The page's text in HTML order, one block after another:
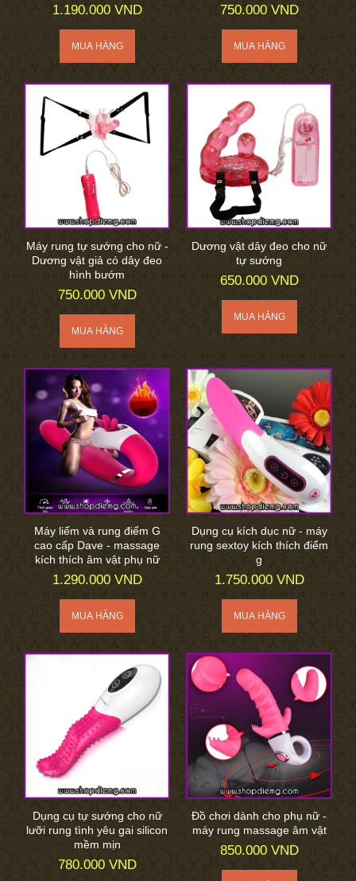
1.190.000 VND 750.000 VND
Máy rung tự sướng cho nữ -
Dương vật giả có dây đeo
hình bướm
750.000 VND
Dương vật dây đeo cho nữ
tự sướng
650.000 VND
Máy liếm và rung điểm G
cao cấp Dave - massage
kích thích âm vật phụ nữ
1.290.000 VND
Dụng cụ kích dục nữ - máy
rung sextoy kích thích điểm
g
1.750.000 VND
Dụng cụ tự sướng cho nữ
lưỡi rung tình yêu gai silicon
mềm mịn
780.000 VND
Đồ chơi dành cho phụ nữ -
máy rung massage âm vật
850.000 VND